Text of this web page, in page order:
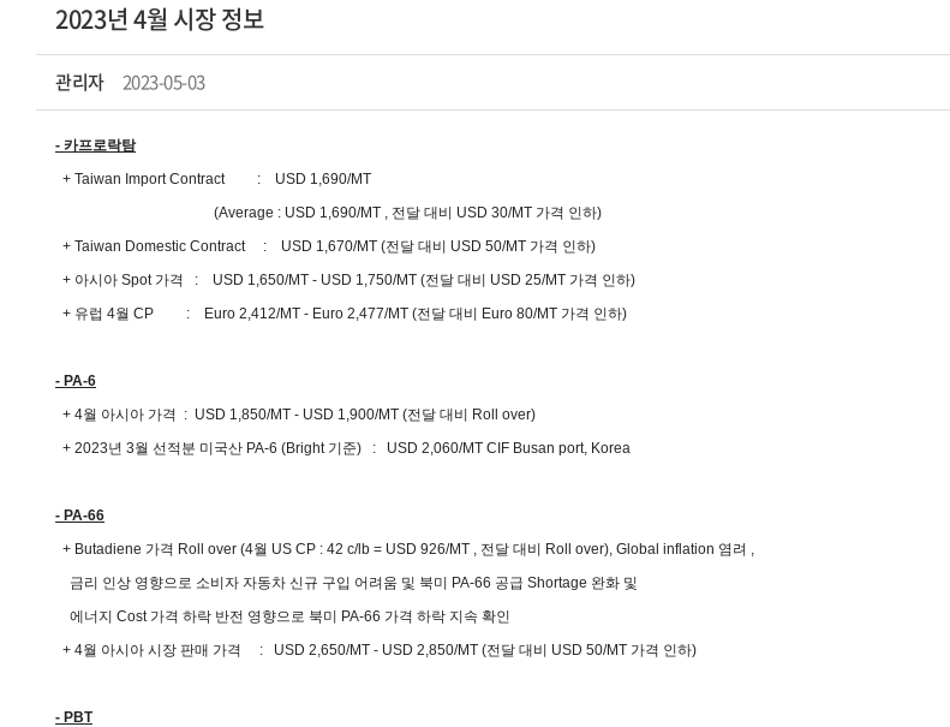
2023년 4월 시장 정보
관리자 2023-05-03
- 카프로락탐
+ Taiwan Import Contract : USD 1,690/MT
(Average : USD 1,690/MT , 전달 대비 USD 30/MT 가격 인하)
+ Taiwan Domestic Contract : USD 1,670/MT (전달 대비 USD 50/MT 가격 인하)
+ 아시아 Spot 가격 : USD 1,650/MT - USD 1,750/MT (전달 대비 USD 25/MT 가격 인하)
+ 유럽 4월 CP : Euro 2,412/MT - Euro 2,477/MT (전달 대비 Euro 80/MT 가격 인하)
- PA-6
+ 4월 아시아 가격 : USD 1,850/MT - USD 1,900/MT (전달 대비 Roll over)
+ 2023년 3월 선적분 미국산 PA-6 (Bright 기준) : USD 2,060/MT CIF Busan port, Korea
- PA-66
+ Butadiene 가격 Roll over (4월 US CP : 42 c/lb = USD 926/MT , 전달 대비 Roll over), G lobal inflation 염려 ,
금리 인상 영향으로 소비자 자동차 신규 구입 어려움 및 북미 PA-66 공급 Shortage 완화 및
에너지 Cost 가격 하락 반전 영향으로 북미 PA-66 가격 하락 지속 확인
+ 4월 아시아 시장 판매 가격 : USD 2,650/MT - USD 2,850/MT (전달 대비 USD 50/MT 가격 인하)
- PBT